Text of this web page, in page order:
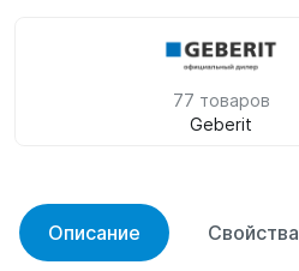
77 товаров
Geberit
Описание Свойства